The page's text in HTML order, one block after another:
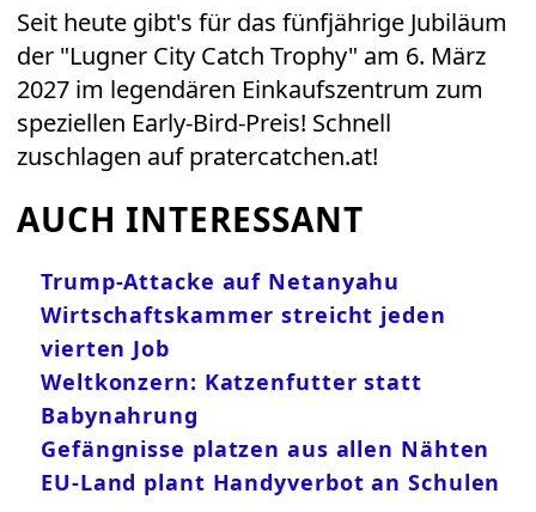
Seit heute gibt's für das fünfjährige Jubiläum
der "Lugner City Catch Trophy" am 6. März
2027 im legendären Einkaufszentrum zum
speziellen Early-Bird-Preis! Schnell
zuschlagen auf pratercatchen.at!
AUCH INTERESSANT
Trump-Attacke auf Netanyahu
Wirtschaftskammer streicht jeden
vierten Job
Weltkonzern: Katzenfutter statt
Babynahrung
Gefängnisse platzen aus allen Nähten
EU-Land plant Handyverbot an Schulen